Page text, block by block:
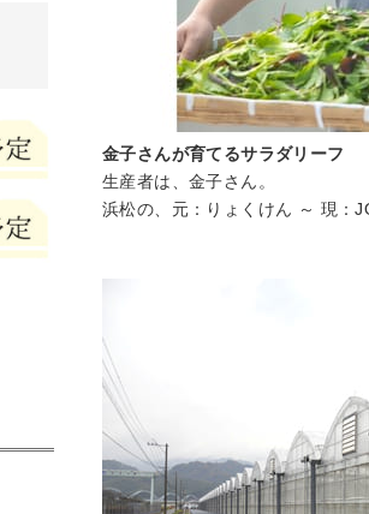
金子さんが育てるサラダリーフ
生産者は、金子さん。
浜松の、元：りょくけん ～ 現：